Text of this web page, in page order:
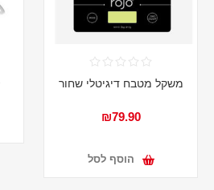
משקל מטבח דיגיטלי שחור
₪79.90
הוסף לסל